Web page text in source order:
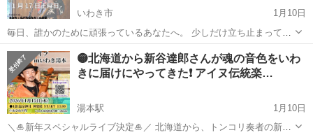
いわき市
1月10日
毎日、誰かのために頑張っているあなたへ。 少しだけ立ち止まって、
自分自身の「宇宙」と向き合う時間を過ごしませんか？🕊️ 北海道・樺
太（カラフト）に伝わる伝統楽器『トンコリ』。 その音色は、聴くと
いうより「浴びる」体験。 福島...
福島 いわき市 コンサート/ショー おひねり
🟡北海道から新谷達郎さんが魂の音色をいわ
きに届けにやってきた❗️ アイヌ伝統楽…
湯本駅
1月10日
＼🎍新年スペシャルライブ決定🎍／ 北海道から、トンコリ奏者の新谷